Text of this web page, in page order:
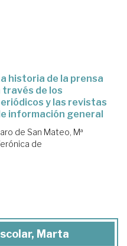
historia de la prensa
través de los
y las revistas
información general
de San Mateo, Mª
de
Marta